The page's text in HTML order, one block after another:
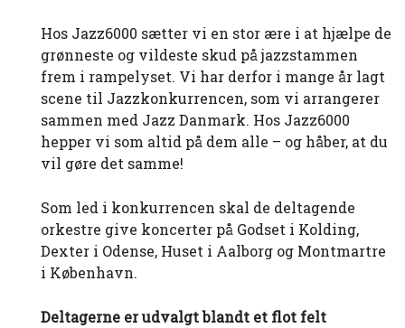
Hos Jazz6000 sætter vi en stor ære i at hjælpe de
grønneste og vildeste skud på jazzstammen
frem i rampelyset. Vi har derfor i mange år lagt
scene til Jazzkonkurrencen, som vi arrangerer
sammen med Jazz Danmark. Hos Jazz6000
hepper vi som altid på dem alle – og håber, at du
vil gøre det samme!
Som led i konkurrencen skal de deltagende
orkestre give koncerter på Godset i Kolding,
Dexter i Odense, Huset i Aalborg og Montmartre
i København.
Deltagerne er udvalgt blandt et flot felt